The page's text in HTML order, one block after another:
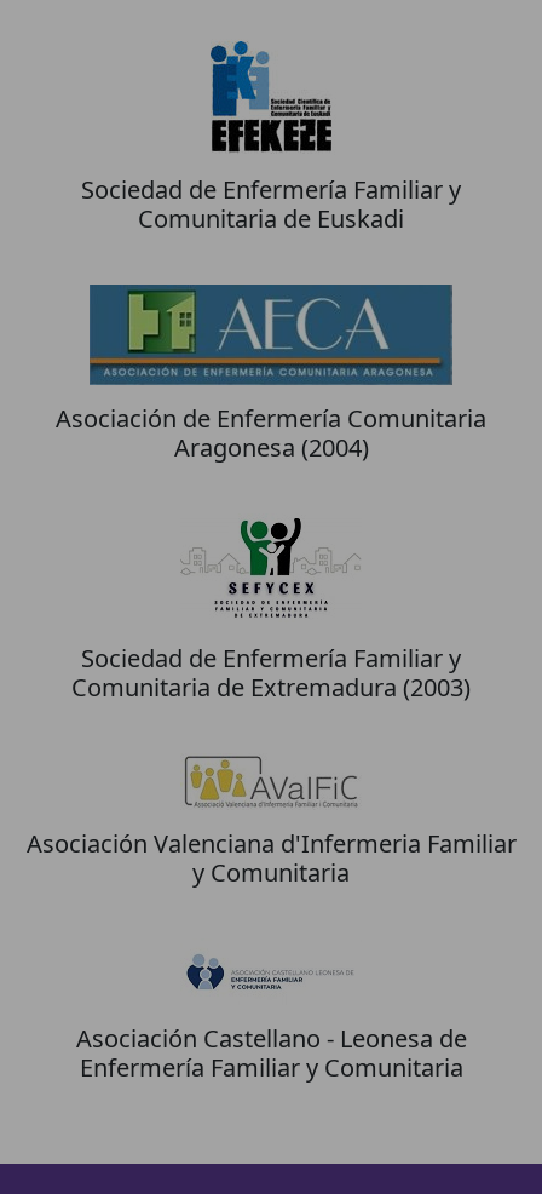
Sociedad de Enfermería Familiar y
Comunitaria de Euskadi
Asociación de Enfermería Comunitaria
Aragonesa (2004)
Sociedad de Enfermería Familiar y
Comunitaria de Extremadura (2003)
Asociación Valenciana d'Infermeria Familiar
y Comunitaria
Asociación Castellano - Leonesa de
Enfermería Familiar y Comunitaria